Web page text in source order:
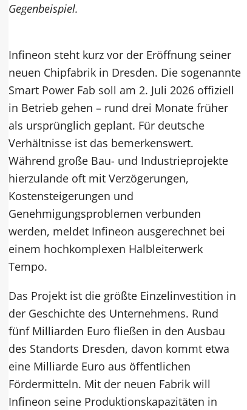
Gegenbeispiel.
Infineon steht kurz vor der Eröffnung seiner
neuen Chipfabrik in Dresden. Die sogenannte
Smart Power Fab soll am 2. Juli 2026 offiziell
in Betrieb gehen – rund drei Monate früher
als ursprünglich geplant. Für deutsche
Verhältnisse ist das bemerkenswert.
Während große Bau- und Industrieprojekte
hierzulande oft mit Verzögerungen,
Kostensteigerungen und
Genehmigungsproblemen verbunden
werden, meldet Infineon ausgerechnet bei
einem hochkomplexen Halbleiterwerk
Tempo.
Das Projekt ist die größte Einzelinvestition in
der Geschichte des Unternehmens. Rund
fünf Milliarden Euro fließen in den Ausbau
des Standorts Dresden, davon kommt etwa
eine Milliarde Euro aus öffentlichen
Fördermitteln. Mit der neuen Fabrik will
Infineon seine Produktionskapazitäten in